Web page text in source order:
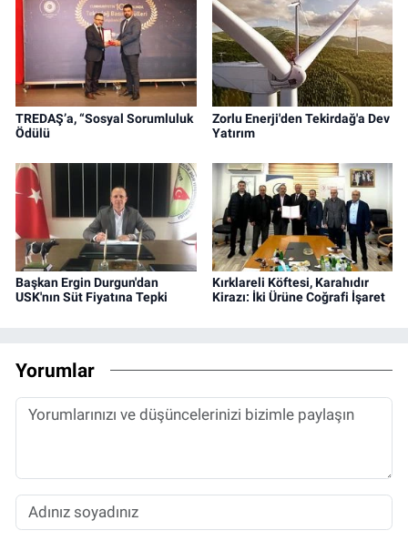
TREDAŞ’a, “Sosyal Sorumluluk
Ödülü
Zorlu Enerji'den Tekirdağ'a Dev
Yatırım
Başkan Ergin Durgun'dan
USK'nın Süt Fiyatına Tepki
Kırklareli Köftesi, Karahıdır
Kirazı: İki Ürüne Coğrafi İşaret
Yorumlar